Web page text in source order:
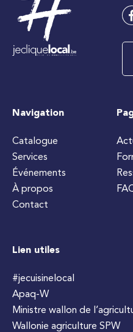
Navigation
Catalogue
Services
Événements
À propos
Contact
Lien utiles
#jecuisinelocal
Apaq-W
Ministre wallon de
Wallonie agriculture SPW